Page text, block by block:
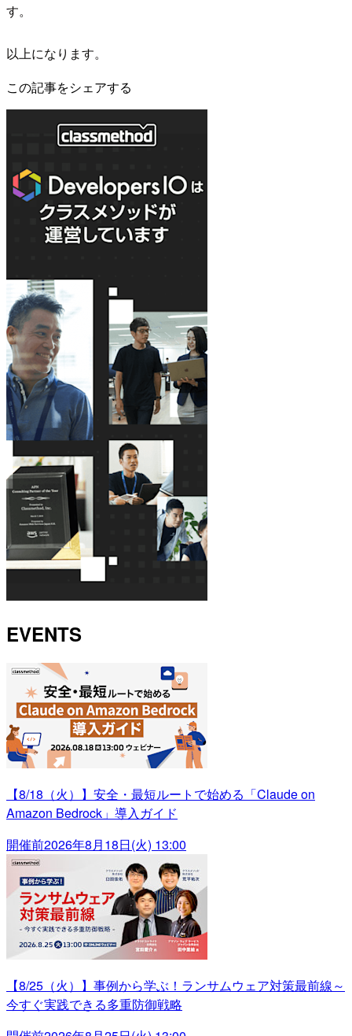
す。
以上になります。
この記事をシェアする
EVENTS
【8/18（火）】安全・最短ルートで始める「Claude on
Amazon Bedrock」導入ガイド
開催前2026年8月18日(火) 13:00
【8/25（火）】事例から学ぶ！ランサムウェア対策最前線～
今すぐ実践できる多重防御戦略